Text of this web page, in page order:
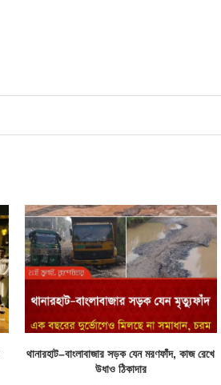
থানারহাট–বাংলাবাজার সড়ক যেন মরণফাঁদ, কাজ রেখে
উধাও ঠিকাদার